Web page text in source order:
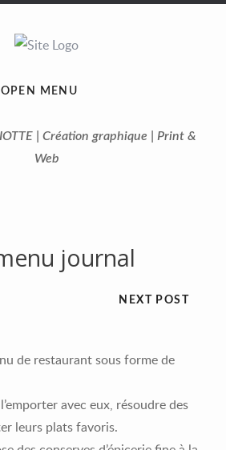
OPEN MENU
| Création graphique | Print &
Web
journal
NEXT POST
de restaurant sous forme de
avec eux, résoudre des
leurs plats favoris.